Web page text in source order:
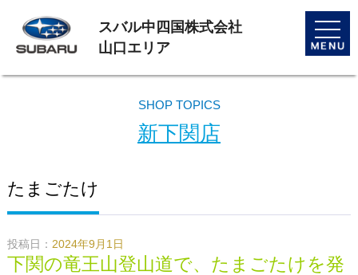
toggle
スバル中四国株式会社
山口エリア
SHOP TOPICS
新下関店
たまごたけ
投稿日： 2024年9月1日
下関の竜王山登山道で、たまごたけを発